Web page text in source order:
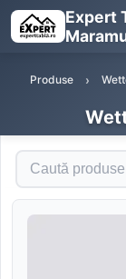
Expert
Produse
Caută produse